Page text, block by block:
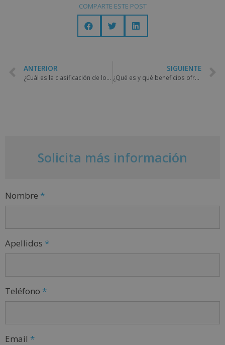
COMPARTE ESTE POST
ANTERIOR
¿Cuál es la clasificación de los alimentos?
SIGUIENTE
¿Qué es y qué beneficios ofrece la medicina estética?
Solicita más información
Nombre *
Apellidos *
Teléfono *
Email *